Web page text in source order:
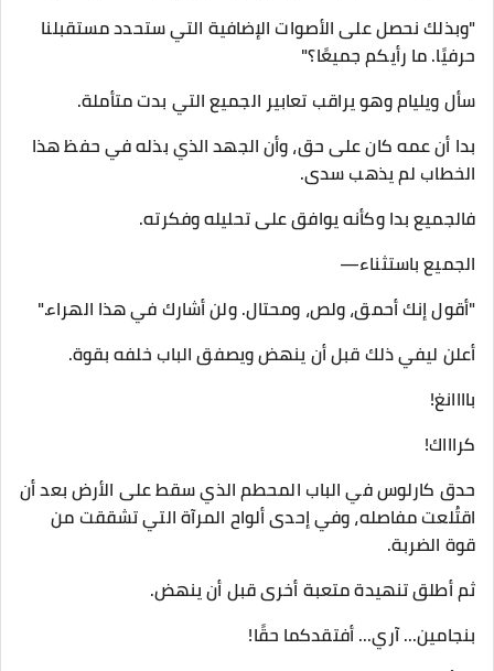
"وبذلك نحصل على الأصوات الإضافية التي ستحدد مستقبلنا
حرفيًا. ما رأيكم جميعًا؟"
سأل ويليام وهو يراقب تعابير الجميع التي بدت متأملة.
بدا أن عمه كان على حق، وأن الجهد الذي بذله في حفظ هذا
الخطاب لم يذهب سدى.
فالجميع بدا وكأنه يوافق على تحليله وفكرته.
الجميع باستثناء—
"أقول إنك أحمق، ولص، ومحتال. ولن أشارك في هذا الهراء."
أعلن ليفي ذلك قبل أن ينهض ويصفق الباب خلفه بقوة.
باااانغ!
كراااك!
حدق كارلوس في الباب المحطم الذي سقط على الأرض بعد أن
اقتُلعت مفاصله، وفي إحدى ألواح المرآة التي تشققت من
قوة الضربة.
ثم أطلق تنهيدة متعبة أخرى قبل أن ينهض.
بنجامين... آري... أفتقدكما حقًا!